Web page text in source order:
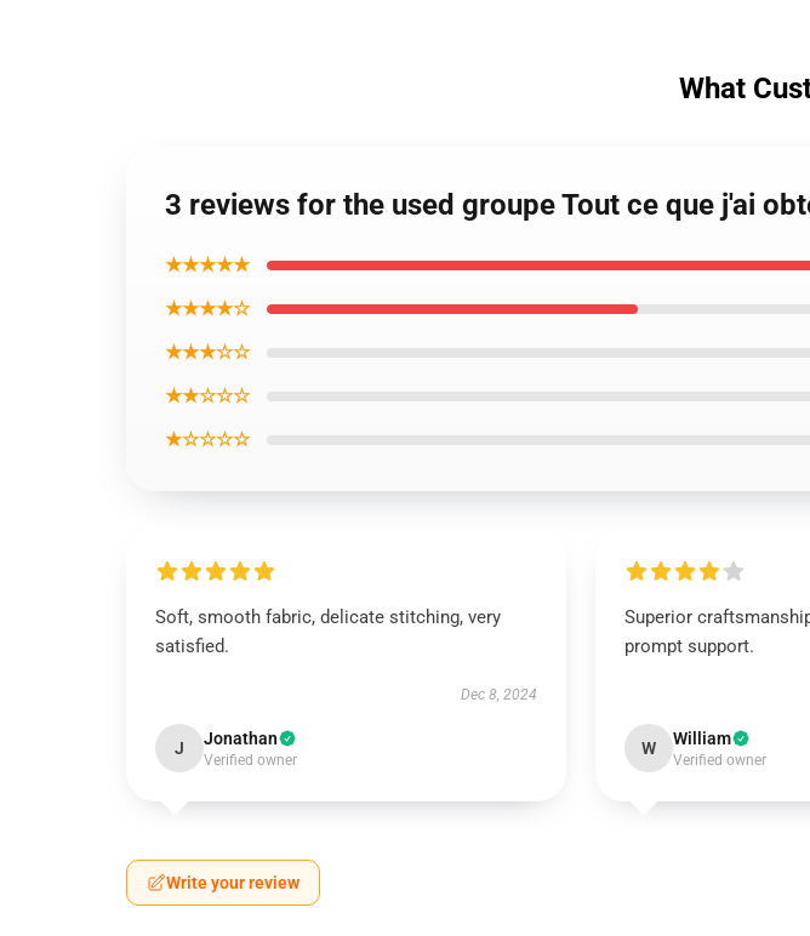
What
3 reviews for the used groupe Tout ce que j'ai
★★★★★
★★★★☆
★★★☆☆
★★☆☆☆
★☆☆☆☆
Soft, smooth fabric, delicate stitching, very
satisfied.
Dec 8, 2024
J Jonathan
Verified owner
Superior
prompt support.
W William
Verified owner
Write your review